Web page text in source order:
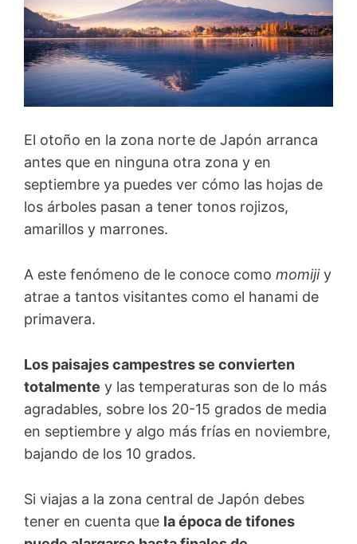
El otoño en la zona norte de Japón arranca
antes que en ninguna otra zona y en
septiembre ya puedes ver cómo las hojas de
los árboles pasan a tener tonos rojizos,
amarillos y marrones.
A este fenómeno de le conoce como momijiy
atrae a tantos visitantes como el hanami de
primavera.
Los paisajes campestres se convierten
totalmente y las temperaturas son de lo más
agradables, sobre los 20-15 grados de media
en septiembre y algo más frías en noviembre,
bajando de los 10 grados.
Si viajas a la zona central de Japón debes
tener en cuenta que la época de tifones